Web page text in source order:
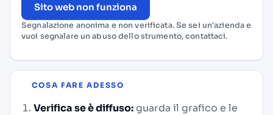
Sito web non funziona
Segnalazione anonima e non verificata. Se sei un'azienda e
vuoi segnalare un abuso dello strumento,contattaci.
COSA FARE ADESSO
Verifica se è diffuso:guarda il grafico e le